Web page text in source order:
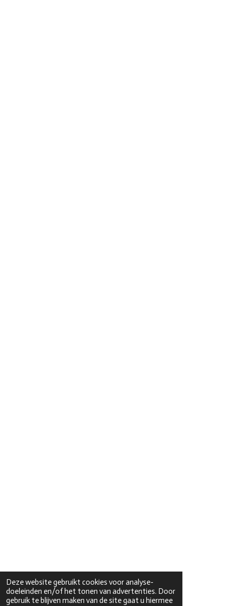
Deze website gebruikt cookies voor analyse-
doeleinden en/of het tonen van advertenties. Door
gebruik te blijven maken van de site gaat u hiermee